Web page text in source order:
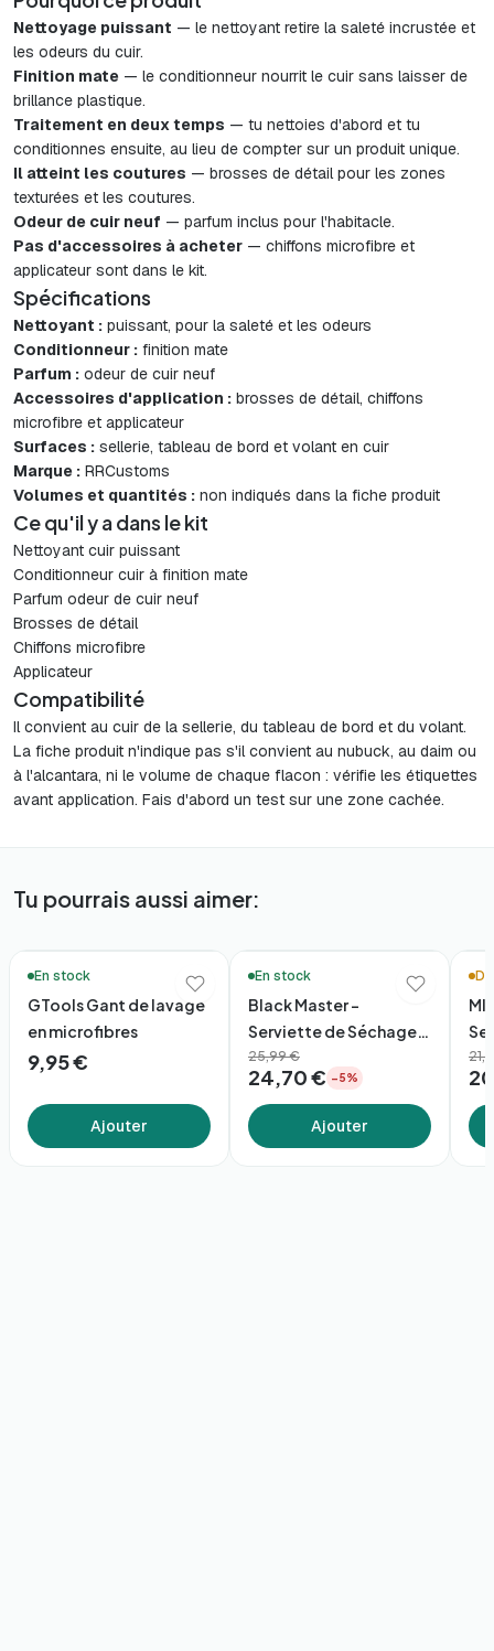
Nettoyage puissant — le nettoyant retire la saleté incrustée et
les odeurs du cuir.
Finition mate — le conditionneur nourrit le cuir sans laisser de
brillance plastique.
Traitement en deux temps — tu nettoies d'abord et tu
conditionnes ensuite, au lieu de compter sur un produit unique.
Il atteint les coutures — brosses de détail pour les zones
texturées et les coutures.
Odeur de cuir neuf — parfum inclus pour l'habitacle.
Pas d'accessoires à acheter — chiffons microfibre et
applicateur sont dans le kit.
Spécifications
Nettoyant : puissant, pour la saleté et les odeurs
Conditionneur : finition mate
Parfum : odeur de cuir neuf
Accessoires d'application : brosses de détail, chiffons
microfibre et applicateur
Surfaces : sellerie, tableau de bord et volant en cuir
Marque : RRCustoms
Volumes et quantités : non indiqués dans la fiche produit
Ce qu'il y a dans le kit
Nettoyant cuir puissant
Conditionneur cuir à finition mate
Parfum odeur de cuir neuf
Brosses de détail
Chiffons microfibre
Applicateur
Compatibilité
Il convient au cuir de la sellerie, du tableau de bord et du volant.
La fiche produit n'indique pas s'il convient au nubuck, au daim ou
à l'alcantara, ni le volume de chaque flacon : vérifie les étiquettes
avant application. Fais d'abord un test sur une zone cachée.
Tu pourrais aussi aimer:
En stock
GTools Gant de lavage
en microfibres
9,95 €
Ajouter
En stock
Black Master –
Serviette de Séchage
Premium 60×90
(1600gsm)
25,99 €
24,70 € −5%
Ajouter